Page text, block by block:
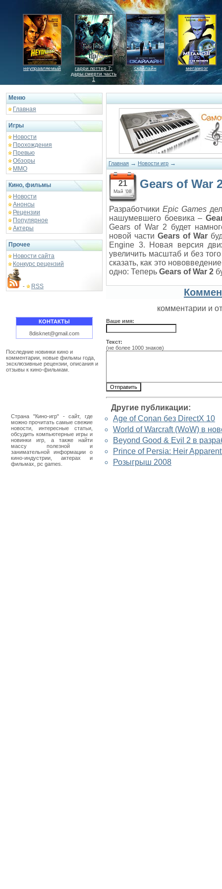
неуправляемый
гарри поттер 7:
дары смерти часть
1
скайлайн мегамозг
Меню
Главная
Игры
Новости
Прохождения
Превью
Обзоры
ММО
Кино, фильмы
Новости
Анонсы
Рецензии
Популярное
Актеры
Прочее
Новости сайта
Конкурс рецензий
- RSS
КОНТАКТЫ
8disknet@gmail.com
Последние новинки кино и
комментарии, новые фильмы года,
эксклюзивные рецензии, описания и
отзывы к кино-фильмам.
Страна "Кино-игр" - сайт, где
можно прочитать самые свежие
новости, интересные статьи,
обсудить компьютерные игры и
новинки игр, а также найти
массу полезной и
занимательной информации о
кино-индустрии, актерах и
фильмах, pc games.
Главная → Новости игр →
21
Май '08
Gears of War
Разработчики Epic Games
нашумевшего боевика –
Gears of War 2 будет
новой части Gears of War
Engine 3. Новая версия
увеличить масштаб и без
сказать, как это
одно: Теперь Gears of War 2
комментарии и
Ваше имя:
Текст:
(не более 1000 знаков)
Другие публикации:
Age of Conan без DirectX 10
World of Warcraft (WoW) в
Beyond Good & Evil 2 в
Prince of Persia: Heir
Розыгрыш 2008